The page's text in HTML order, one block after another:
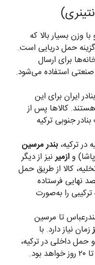
وزن بسیار بالا که
حمل دریایی است.
برای ارسال
استفاده می‌شود.
ایران برای این
کالاها پس از
جنوبی ترکیه
در ترکیه، بندر مرسین
وازمیرنیز از دیگر
کالا از طریق حمل
نهایی فرستاده
را به‌صورت
تا مرسین
زمان نیاز دارد. با
داخلی در ترکیه،